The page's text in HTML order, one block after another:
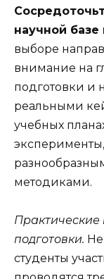
научной
выборе
внимание на
подготовки и
реальными
учебных
методиками.
подготовки. Не
студенты